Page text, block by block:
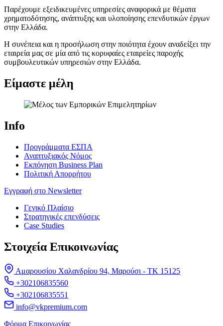
Παρέχουμε εξειδικευμένες υπηρεσίες αναφορικά με θέματα
χρηματοδότησης, ανάπτυξης και υλοποίησης επενδυτικών έργων
στην Ελλάδα.
Η συνέπεια και η προσήλωση στην ποιότητα έχουν αναδείξει την
εταιρεία μας σε μία από τις κορυφαίες εταιρείες παροχής
συμβουλευτικών υπηρεσιών στην Ελλάδα.
Είμαστε μέλη
Info
Προγράμματα ΕΣΠΑ
Αναπτυξιακός Νόμος
Εκπόνηση Business Plan
Πολιτική Απορρήτου
Εγγραφή στο Newsletter
Γενικό Πλαίσιο
Στρατηγικές επενδύσεις
Case Studies
Στοιχεία Επικοινωνίας
Αμαρουσίου Χαλανδρίου 94, Μαρούσι - ΤΚ 15125
+302106835560
+302106835551
info@vkpremium.com
Φόρμα Eπικοινωνίας